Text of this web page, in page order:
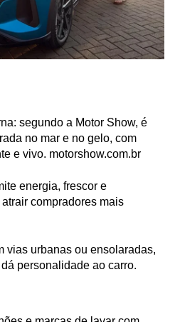
segundo a Motor Show, é
no mar e no gelo, com
e vivo. motorshow.com.br
energia, frescor e
compradores mais
vias urbanas ou ensolaradas,
personalidade ao carro.